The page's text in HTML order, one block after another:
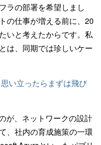
ラの部署を希望しまし
の仕事が増える前に、20
いと考えたからです。私
は、同期では珍しいケー
い立ったらまずは飛び
が、ネットワークの設計
、社内の育成施策の一環